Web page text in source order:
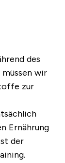
des
wir
zur
Ernährung
der